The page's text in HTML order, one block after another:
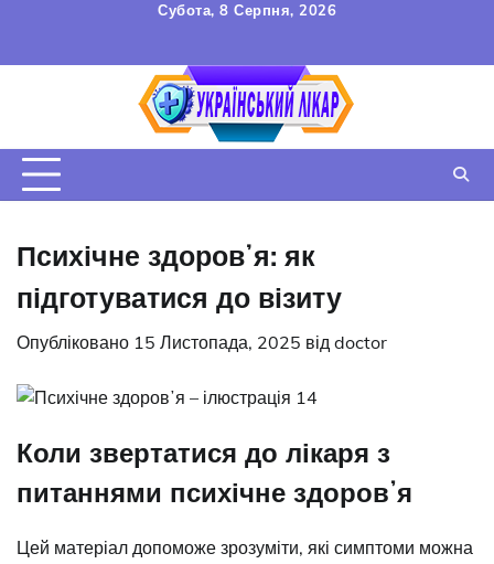
вмісту
Субота, 8 Серпня, 2026
КОРИСТУВАЧА
Психічне здоровʼя: як
підготуватися до візиту
Опубліковано 15 Листопада, 2025 від doctor
Коли звертатися до лікаря з
питаннями психічне здоровʼя
Цей матеріал допоможе зрозуміти, які симптоми можна